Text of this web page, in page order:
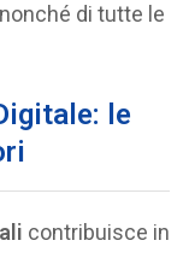
di tutte le
le
contribuisce in